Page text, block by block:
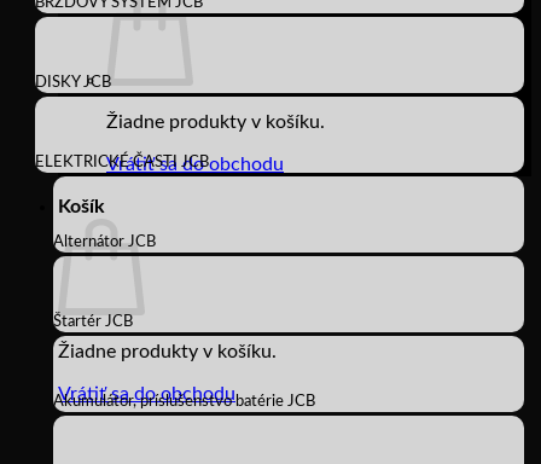
Žiadne produkty v košíku.
Vrátiť sa do obchodu
Košík
Žiadne produkty v košíku.
Vrátiť sa do obchodu
DISKY JCB
ELEKTRICKÉ ČASTI JCB
Alternátor JCB
Štartér JCB
Akumulátor, príslušenstvo batérie JCB